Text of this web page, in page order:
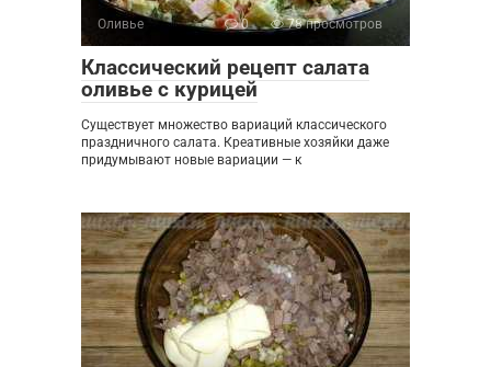
Оливье 0 78 просмотров
Классический рецепт салата
оливье с курицей
Существует множество вариаций классического
праздничного салата. Креативные хозяйки даже
придумывают новые вариации — к